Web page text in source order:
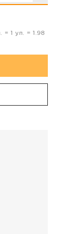
=1 уп. =1.98